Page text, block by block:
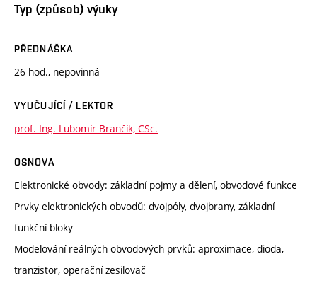
Typ (způsob) výuky
PŘEDNÁŠKA
26 hod., nepovinná
VYUČUJÍCÍ / LEKTOR
prof. Ing. Lubomír Brančík, CSc.
OSNOVA
Elektronické obvody: základní pojmy a dělení, obvodové funkce
Prvky elektronických obvodů: dvojpóly, dvojbrany, základní
funkční bloky
Modelování reálných obvodových prvků: aproximace, dioda,
tranzistor, operační zesilovač